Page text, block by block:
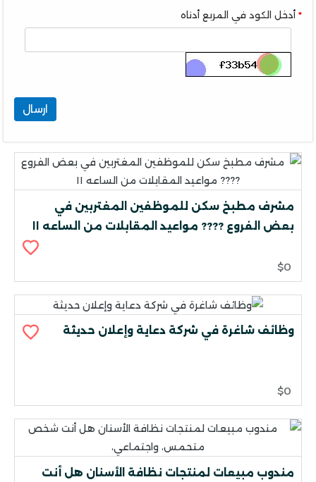
أدخل الكود في المربع أدناه
ارسال
مشرف مطبخ سكن للموظفين المغتربين في
بعض الفروع ???? مواعيد المقابلات من الساعه ١١
$0
وظائف شاغرة في شركة دعاية وإعلان حديثة
$0
مندوب مبيعات لمنتجات نظافة الأسنان هل أنت